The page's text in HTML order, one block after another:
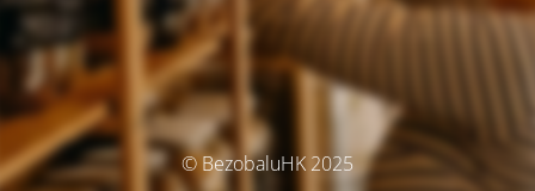
© BezobaluHK 2025